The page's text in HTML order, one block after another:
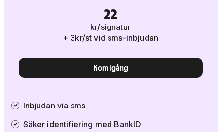
22
kr/signatur
+ 3kr/st vid sms-inbjudan
Kom igång
Inbjudan via sms
Säker identifiering med BankID